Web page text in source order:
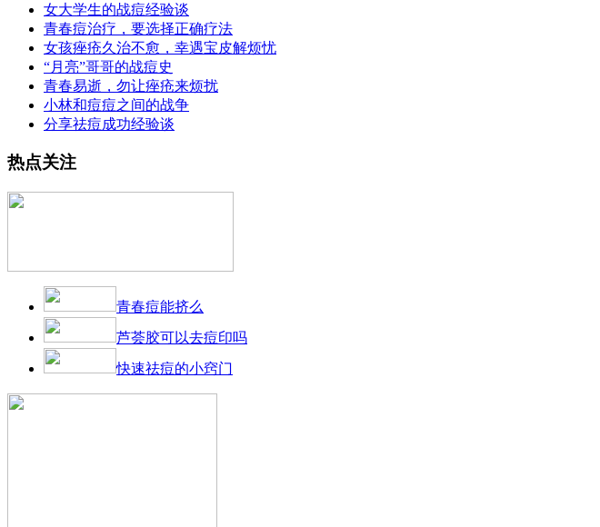
女大学生的战痘经验谈
青春痘治疗，要选择正确疗法
女孩痤疮久治不愈，幸遇宝皮解烦忧
“月亮”哥哥的战痘史
青春易逝，勿让痤疮来烦扰
小林和痘痘之间的战争
分享祛痘成功经验谈
热点关注
青春痘能挤么
芦荟胶可以去痘印吗
快速祛痘的小窍门